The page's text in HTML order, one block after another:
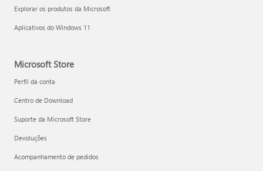
Explorar os produtos da Microsoft
Aplicativos do Windows 11
Microsoft Store
Perfil da conta
Centro de Download
Suporte da Microsoft Store
Devoluções
Acompanhamento de pedidos